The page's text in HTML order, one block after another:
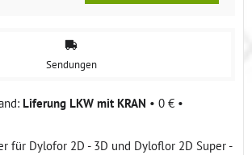
Sendungen
Liferung LKW mit KRAN • 0 € •
für Dylofor 2D - 3D und Dyloflor 2D Super -